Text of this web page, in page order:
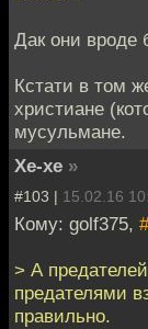
Дак они вроде
Кстати в том
христиане
мусульмане.
Хе-хе »
#103 | 15.02.16
Кому: golf375,
> А
предателями
правильно.